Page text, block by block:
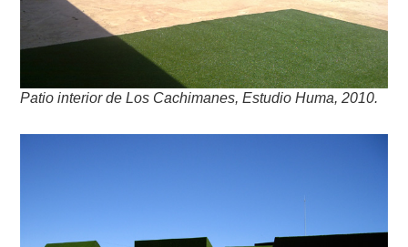
Patio interior de Los Cachimanes, Estudio Huma, 2010.